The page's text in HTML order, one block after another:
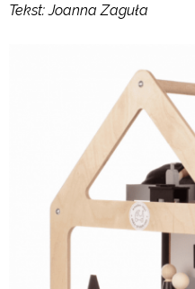
Tekst: Joanna Zaguła